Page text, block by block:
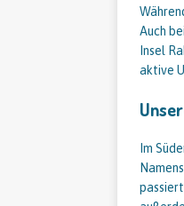
Auch
Insel
aktive
Im